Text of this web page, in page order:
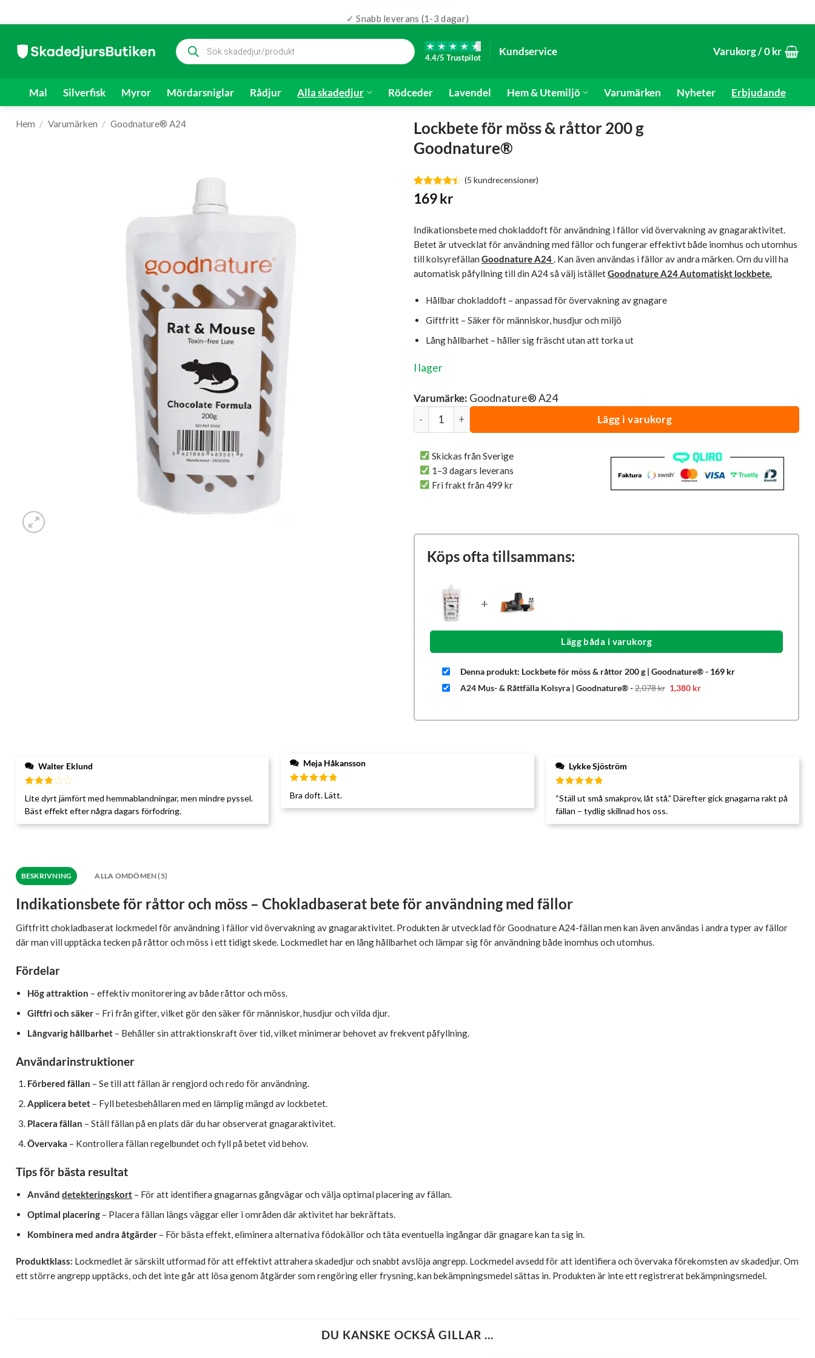
✓ Snabb leverans (1-3 dagar)
content
Produktsökning
4.4/5 Trustpilot
Kundservice Varukorg /0 kr
Mal Silverfisk Myror Mördarsniglar Rådjur Alla skadedjur Rödceder Lavendel Hem & Utemiljö Varumärken Nyheter Erbjudande
Hem / Varumärken / Goodnature® A24
Lockbete för möss & råttor 200 g
Goodnature®
Betygsatt
4.4av 5
5
(5 kundrecensioner)
169kr
Indikationsbete med chokladdoft för användning i fällor vid övervakning av gnagaraktivitet.
Betet är utvecklat för användning med fällor och fungerar effektivt både inomhus och utomhus
till kolsyrefällan Goodnature A24. Kan även användas i fällor av andra märken. Om du vill ha
automatisk påfyllning till din A24 så välj iställetGoodnature A24 Automatiskt lockbete.
Hållbar chokladdoft – anpassad för övervakning av gnagare
Giftfritt – Säker för människor, husdjur och miljö
Lång hållbarhet – håller sig fräscht utan att torka ut
I lager
Varumärke: Goodnature® A24
Lockbete för möss & råttor 200 g | Goodnature® mängd
Lägg i varukorg
Skickas från Sverige
1–3 dagars leverans
Fri frakt från 499 kr
Köps ofta tillsammans:
+
Lägg båda i varukorg
Denna produkt: Lockbete för möss & råttor 200 g | Goodnature®- 169 kr
A24 Mus- & Råttfälla Kolsyra | Goodnature®-2,078kr Det
ursprungliga
1,380 krDet
Walter Eklund
3av 5
Lite dyrt jämfört med hemmablandningar, men mindre pyssel.
Bäst effekt efter några dagars förfodring.
Meja Håkansson
5av 5
Bra doft. Lätt.
Lykke Sjöström
Betygsatt
5av 5
“Ställ ut små smakprov, låt stå.” Därefter gick gnagarna rakt på
fällan – tydlig skillnad hos oss.
BESKRIVNING ALLA OMDÖMEN (5)
Indikationsbete för råttor och möss – Chokladbaserat bete för användning med fällor
Giftfritt chokladbaserat lockmedel för användning i fällor vid övervakning av gnagaraktivitet. Produkten är utvecklad för Goodnature A24-fällan men kan även användas i andra typer av fällor
där man vill upptäcka tecken på råttor och möss i ett tidigt skede. Lockmedlet har en lång hållbarhet och lämpar sig för användning både inomhus och utomhus.
Fördelar
Hög attraktion – effektiv monitorering av både råttor och möss.
Giftfri och säker – Fri från gifter, vilket gör den säker för människor, husdjur och vilda djur.
Långvarig hållbarhet – Behåller sin attraktionskraft över tid, vilket minimerar behovet av frekvent påfyllning.
Användarinstruktioner
Förbered fällan – Se till att fällan är rengjord och redo för användning.
Applicera betet – Fyll betesbehållaren med en lämplig mängd av lockbetet.
Placera fällan – Ställ fällan på en plats där du har observerat gnagaraktivitet.
Övervaka – Kontrollera fällan regelbundet och fyll på betet vid behov.
Tips för bästa resultat
Använddetekteringskort – För att identifiera gnagarnas gångvägar och välja optimal placering av fällan.
Optimal placering – Placera fällan längs väggar eller i områden där aktivitet har bekräftats.
Kombinera med andra åtgärder – För bästa effekt, eliminera alternativa födokällor och täta eventuella ingångar där gnagare kan ta sig in.
Produktklass: Lockmedlet är särskilt utformad för att effektivt attrahera skadedjur och snabbt avslöja angrepp. Lockmedel avsedd för att identifiera och övervaka förekomsten av skadedjur. Om
ett större angrepp upptäcks, och det inte går att lösa genom åtgärder som rengöring eller frysning, kan bekämpningsmedel sättas in. Produkten är inte ett registrerat bekämpningsmedel.
DU KANSKE OCKSÅ GILLAR …